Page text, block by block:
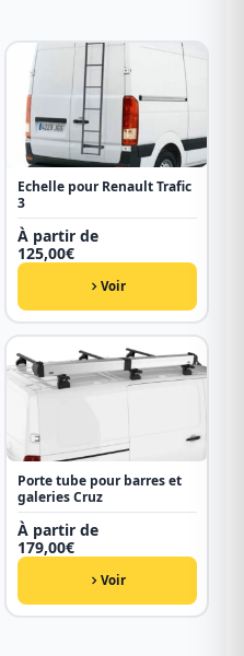
Echelle pour Renault Trafic
3
À partir de
125,00€
Voir
Porte tube pour barres et
galeries Cruz
À partir de
179,00€
Voir